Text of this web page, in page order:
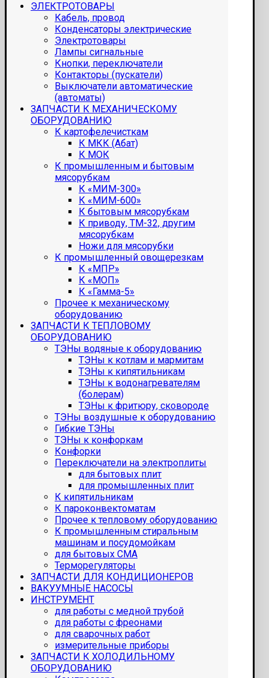
ЭЛЕКТРОТОВАРЫ
Кабель, провод
Конденсаторы электрические
Электротовары
Лампы сигнальные
Кнопки, переключатели
Контакторы (пускатели)
Выключатели автоматические
(автоматы)
ЗАПЧАСТИ К МЕХАНИЧЕСКОМУ
ОБОРУДОВАНИЮ
К картофелечисткам
К МКК (Абат)
К МОК
К промышленным и бытовым
мясорубкам
К «МИМ-300»
К «МИМ-600»
К бытовым мясорубкам
К приводу, ТМ-32, другим
мясорубкам
Ножи для мясорубки
К промышленный овощерезкам
К «МПР»
К «МОП»
К «Гамма-5»
Прочее к механическому
оборудованию
ЗАПЧАСТИ К ТЕПЛОВОМУ
ОБОРУДОВАНИЮ
ТЭНы водяные к оборудованию
ТЭНы к котлам и мармитам
ТЭНы к кипятильникам
ТЭНы к водонагревателям
(болерам)
ТЭНы к фритюру, сковороде
ТЭНы воздушные к оборудованию
Гибкие ТЭНы
ТЭНы к конфоркам
Конфорки
Переключатели на электроплиты
для бытовых плит
для промышленных плит
К кипятильникам
К пароконвектоматам
Прочее к тепловому оборудованию
К промышленным стиральным
машинам и посудомойкам
для бытовых СМА
Терморегуляторы
ЗАПЧАСТИ ДЛЯ КОНДИЦИОНЕРОВ
ВАКУУМНЫЕ НАСОСЫ
ИНСТРУМЕНТ
для работы с медной трубой
для работы с фреонами
для сварочных работ
измерительные приборы
ЗАПЧАСТИ К ХОЛОДИЛЬНОМУ
ОБОРУДОВАНИЮ